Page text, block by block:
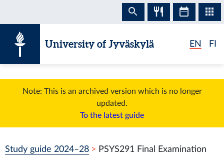
University of Jyväskylä EN FI
Note: This is an archived version which is no longer
updated.
To the latest guide
Study guide 2024–28 PSYS291 Final Examination